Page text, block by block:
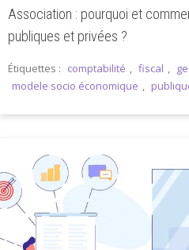
Association : pourquoi et
publiques et privées ?
Étiquettes : comptabilité , fiscal ,
modele socio économique ,